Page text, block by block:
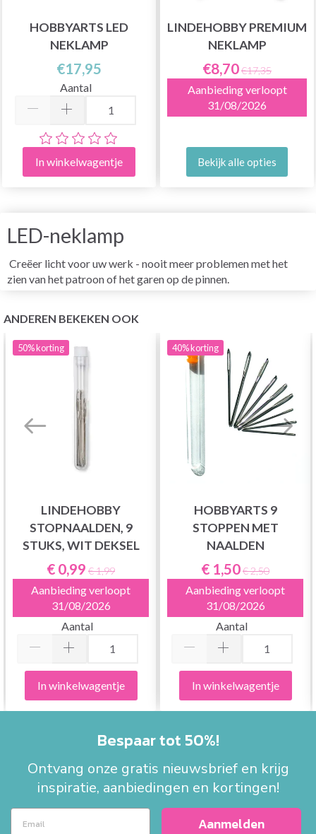
HOBBYARTS LED
NEKLAMP
€17,95
Aantal
In winkelwagentje
LINDEHOBBY PREMIUM
NEKLAMP
€8,70€17,35
Aanbieding verloopt
31/08/2026
Bekijk alle opties
LED-neklamp
Creëer licht voor uw werk - nooit meer problemen met het
zien van het patroon of het garen op de pinnen.
ANDEREN BEKEKEN OOK
50%korting
LINDEHOBBY
STOPNAALDEN, 9
STUKS, WIT DEKSEL
€ 0,99 € 1,99
Aanbieding verloopt
31/08/2026
Aantal
In winkelwagentje
40%korting
HOBBYARTS 9
STOPPEN MET
NAALDEN
€ 1,50€ 2,50
Aanbieding verloopt
31/08/2026
Aantal
In winkelwagentje
Bespaar tot 50%!
Ontvang onze gratis nieuwsbrief en krijg
inspiratie, aanbiedingen en kortingen!
Aanmelden